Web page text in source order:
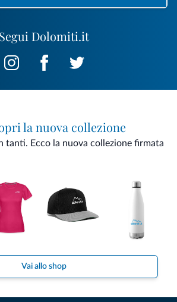
Segui Dolomiti.it
la nuova collezione
tanti. Ecco la nuova collezione firmata
Vai allo shop